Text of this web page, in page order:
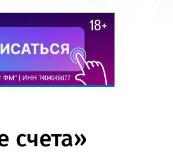
счета»